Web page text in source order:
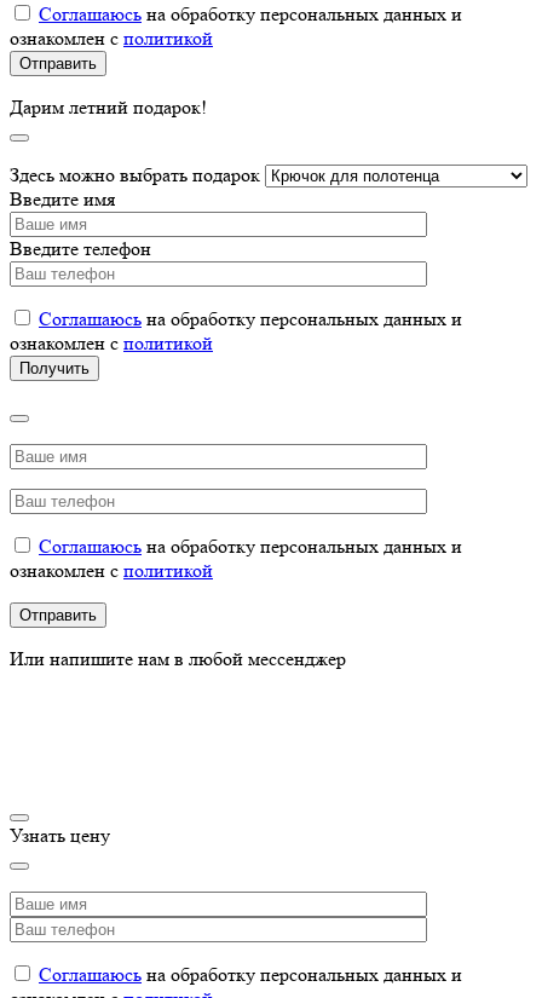
Соглашаюсь на обработку персональных данных и
ознакомлен с политикой
Дарим летний подарок!
Здесь можно выбрать подарок
Введите имя
Введите телефон
Соглашаюсь на обработку персональных данных и
ознакомлен с политикой
Соглашаюсь на обработку персональных данных и
ознакомлен с политикой
Или напишите нам в любой мессенджер
Узнать цену
Соглашаюсь на обработку персональных данных и